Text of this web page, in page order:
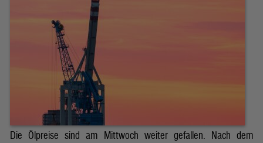
Die Ölpreise sind am Mittwoch weiter gefallen. Nach dem